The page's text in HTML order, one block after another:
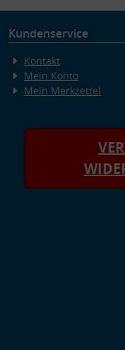
Kundenservice
Kontakt
Mein Konto
Mein Merkzettel